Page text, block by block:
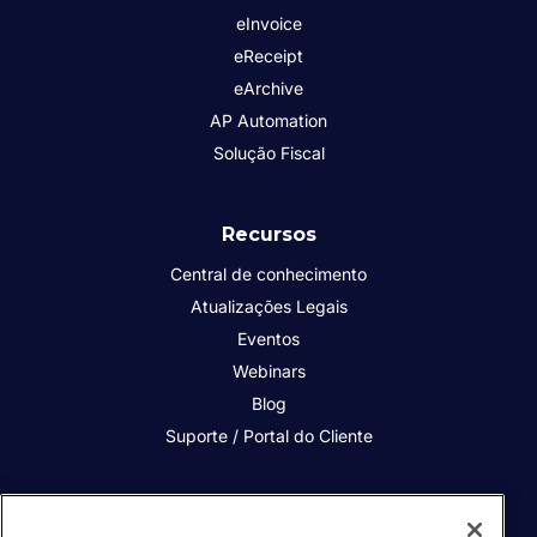
eInvoice
eReceipt
eArchive
AP Automation
Solução Fiscal
Recursos
Central de conhecimento
Atualizações Legais
Eventos
Webinars
Blog
Suporte / Portal do Cliente